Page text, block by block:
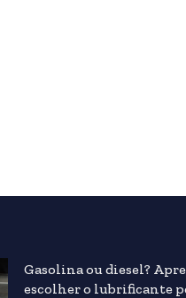
Gasolina ou diesel?
escolher o lubrificante